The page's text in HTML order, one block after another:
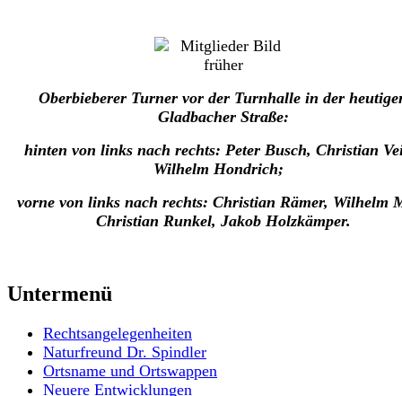
Oberbieberer Turner vor der Turnhalle in der
Gladbacher Straße:
hinten von links nach rechts: Peter Busch, Christian
Wilhelm Hondrich;
vorne von links nach rechts: Christian Rämer, Wilhelm
Christian Runkel, Jakob Holzkämper.
Untermenü
Rechtsangelegenheiten
Naturfreund Dr. Spindler
Ortsname und Ortswappen
Neuere Entwicklungen